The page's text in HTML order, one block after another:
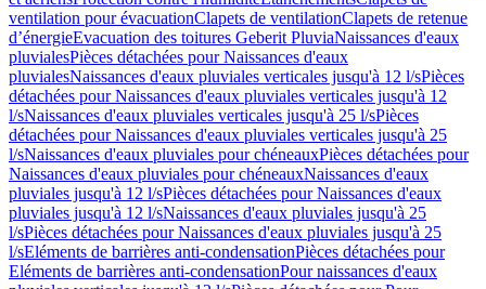
ventilation pour évacuationClapets de ventilationClapets de retenue
d’énergieEvacuation des toitures Geberit PluviaNaissances d'eaux
pluvialesPièces détachées pour Naissances d'eaux
pluvialesNaissances d'eaux pluviales verticales jusqu'à 12 l/sPièces
détachées pour Naissances d'eaux pluviales verticales jusqu'à 12
l/sNaissances d'eaux pluviales verticales jusqu'à 25 l/sPièces
détachées pour Naissances d'eaux pluviales verticales jusqu'à 25
l/sNaissances d'eaux pluviales pour chéneauxPièces détachées pour
Naissances d'eaux pluviales pour chéneauxNaissances d'eaux
pluviales jusqu'à 12 l/sPièces détachées pour Naissances d'eaux
pluviales jusqu'à 12 l/sNaissances d'eaux pluviales jusqu'à 25
l/sPièces détachées pour Naissances d'eaux pluviales jusqu'à 25
l/sEléments de barrières anti-condensationPièces détachées pour
Eléments de barrières anti-condensationPour naissances d'eaux